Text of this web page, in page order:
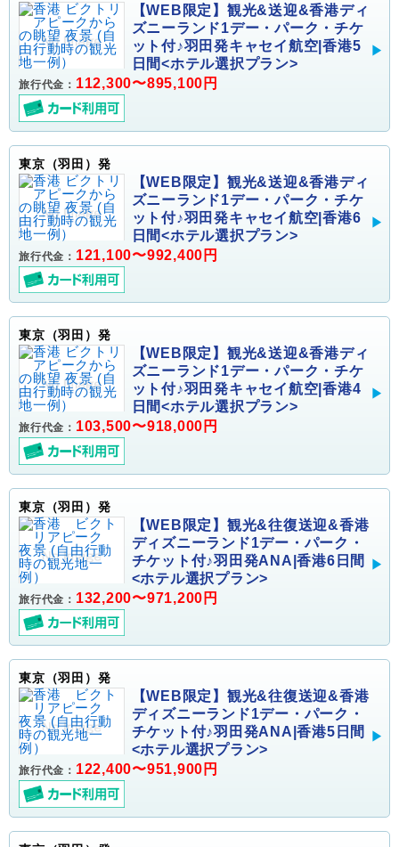
【WEB限定】観光&送迎&香港ディ
ズニーランド1デー・パーク・チケ
ット付♪羽田発キャセイ航空|香港5
日間<ホテル選択プラン>
旅行代金： 112,300〜895,100円
東京（羽田）発
【WEB限定】観光&送迎&香港ディ
ズニーランド1デー・パーク・チケ
ット付♪羽田発キャセイ航空|香港6
日間<ホテル選択プラン>
旅行代金： 121,100〜992,400円
東京（羽田）発
【WEB限定】観光&送迎&香港ディ
ズニーランド1デー・パーク・チケ
ット付♪羽田発キャセイ航空|香港4
日間<ホテル選択プラン>
旅行代金： 103,500〜918,000円
東京（羽田）発
【WEB限定】観光&往復送迎&香港
ディズニーランド1デー・パーク・
チケット付♪羽田発ANA|香港6日間
<ホテル選択プラン>
旅行代金： 132,200〜971,200円
東京（羽田）発
【WEB限定】観光&往復送迎&香港
ディズニーランド1デー・パーク・
チケット付♪羽田発ANA|香港5日間
<ホテル選択プラン>
旅行代金： 122,400〜951,900円